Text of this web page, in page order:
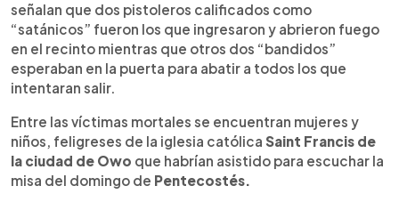
señalan que dos pistoleros calificados como
“satánicos” fueron los que ingresaron y abrieron fuego
en el recinto mientras que otros dos “bandidos”
esperaban en la puerta para abatir a todos los que
intentaran salir.
Entre las víctimas mortales se encuentran mujeres y
niños, feligreses de la iglesia católica Saint Francis de
la ciudad de Owo que habrían asistido para escuchar la
misa del domingo de Pentecostés.